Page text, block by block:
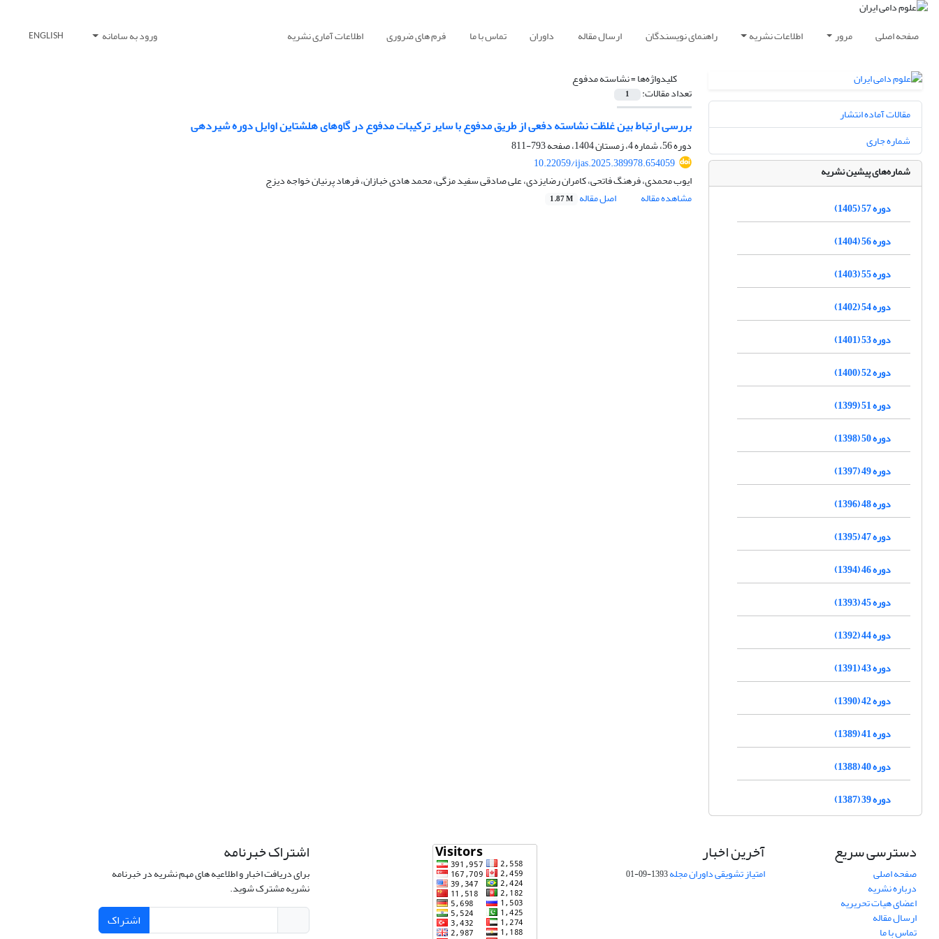
صفحه اصلی مرور اطلاعات نشریه راهنمای نویسندگان ارسال مقاله داوران تماس با ما فرم های ضروری اطلاعات آماری نشریه ورود به سامانه ENGLISH
کلیدواژه‌ها =نشاسته مدفوع
تعداد مقالات: 1
بررسی ارتباط بین غلظت نشاسته دفعی از طریق مدفوع با سایر ترکیبات مدفوع در گاوهای هلشتاین اوایل دوره شیردهی
دوره 56، شماره 4، زمستان 1404، صفحه
793-811
10.22059/ijas.2025.389978.654059
ایوب محمدی، فرهنگ فاتحی، کامران رضایزدی، علی صادقی سفید مزگی، محمد هادی خبازان، فرهاد پرنیان خواجه دیزج
مشاهده مقاله
اصل مقاله 1.87 M
مقالات آماده انتشار
شماره جاری
شماره‌های پیشین نشریه
دوره 57 (1405)
دوره 56 (1404)
دوره 55 (1403)
دوره 54 (1402)
دوره 53 (1401)
دوره 52 (1400)
دوره 51 (1399)
دوره 50 (1398)
دوره 49 (1397)
دوره 48 (1396)
دوره 47 (1395)
دوره 46 (1394)
دوره 45 (1393)
دوره 44 (1392)
دوره 43 (1391)
دوره 42 (1390)
دوره 41 (1389)
دوره 40 (1388)
دوره 39 (1387)
دسترسی سریع
صفحه اصلی
درباره نشریه
اعضای هیات تحریریه
ارسال مقاله
تماس با ما
آخرین اخبار
امتیاز تشویقی داوران مجله1393-09-01
اشتراک خبرنامه
برای دریافت اخبار و اطلاعیه های مهم نشریه در خبرنامه
نشریه مشترک شوید.
اشتراک